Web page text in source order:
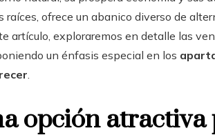
ofrece un abanico diverso de
artículo, exploraremos en detalle las
un énfasis especial en los
opción atractiva